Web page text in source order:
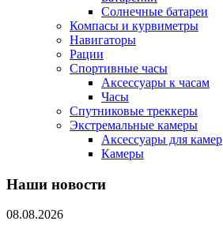
Солнечные батареи
Компасы и курвиметры
Навигаторы
Рации
Спортивные часы
Аксессуары к часам
Часы
Спутниковые треккеры
Экстремальные камеры
Аксессуары для камер
Камеры
Наши новости
08.08.2026